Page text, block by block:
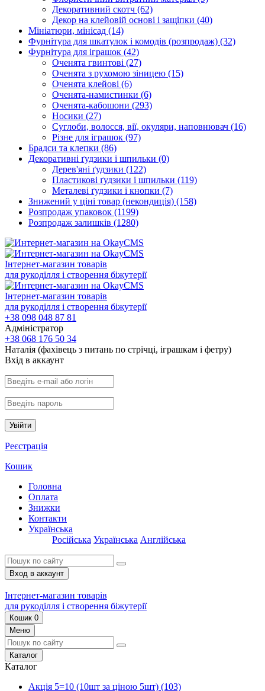
Декоративний скотч (62)
Декор на клейовій основі і защіпки (40)
Мініатюри, мінісад (14)
Фурнітура для шкатулок і комодів (розпродаж) (32)
Фурнітура для іграшок (42)
Оченята гвинтові (27)
Оченята з рухомою зіницею (15)
Оченята клейові (6)
Оченята-намистинки (6)
Оченята-кабошони (293)
Носики (27)
Суглоби, волосся, вії, окуляри, наповнювач (16)
Різне для іграшок (97)
Брадси та клепки (86)
Декоративні ґудзики і шпильки (0)
Дерев'яні ґудзики (122)
Пластикові ґудзики і шпильки (119)
Металеві ґудзики і кнопки (7)
Знижений у ціні товар (некондиція) (158)
Розпродаж упаковок (1199)
Розпродаж залишків (1280)
Інтернет-магазин товарів
для рукоділля і створення біжутерії
Інтернет-магазин товарів
для рукоділля і створення біжутерії
+38 098 048 87 81
Адміністратор
+38 068 176 50 34
Наталія (фахівець з питань по стрічці, іграшкам і фетру)
Вхiд в аккаунт
Увійти
Реєстрація
Кошик
Головна
Оплата
Знижки
Контакти
Українська
Російська Українська Англійська
Вход в аккаунт
Інтернет-магазин товарів
для рукоділля і створення біжутерії
Кошик 0
Меню
Каталог
Каталог
Акція 5=10 (10шт за ціною 5шт) (103)